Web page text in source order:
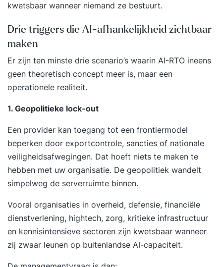
kwetsbaar wanneer niemand ze bestuurt.
Drie triggers die AI-afhankelijkheid zichtbaar
maken
Er zijn ten minste drie scenario’s waarin AI-RTO ineens
geen theoretisch concept meer is, maar een
operationele realiteit.
1. Geopolitieke lock-out
Een provider kan toegang tot een frontiermodel
beperken door exportcontrole, sancties of nationale
veiligheidsafwegingen. Dat hoeft niets te maken te
hebben met uw organisatie. De geopolitiek wandelt
simpelweg de serverruimte binnen.
Vooral organisaties in overheid, defensie, financiële
dienstverlening, hightech, zorg, kritieke infrastructuur
en kennisintensieve sectoren zijn kwetsbaar wanneer
zij zwaar leunen op buitenlandse AI-capaciteit.